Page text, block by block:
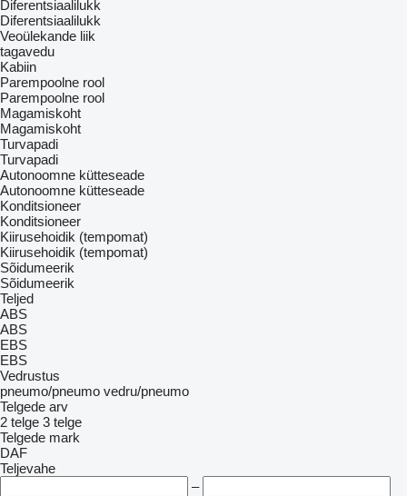
Diferentsiaalilukk
Diferentsiaalilukk
Veoülekande liik
tagavedu
Kabiin
Parempoolne rool
Parempoolne rool
Magamiskoht
Magamiskoht
Turvapadi
Turvapadi
Autonoomne kütteseade
Autonoomne kütteseade
Konditsioneer
Konditsioneer
Kiirusehoidik (tempomat)
Kiirusehoidik (tempomat)
Sõidumeerik
Sõidumeerik
Teljed
ABS
ABS
EBS
EBS
Vedrustus
pneumo/pneumo vedru/pneumo
Telgede arv
2 telge 3 telge
Telgede mark
DAF
Teljevahe
–